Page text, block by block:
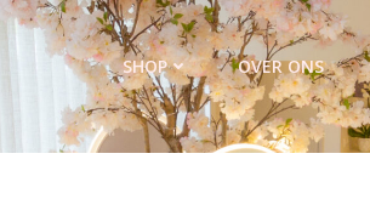
SHOP OVER ONS